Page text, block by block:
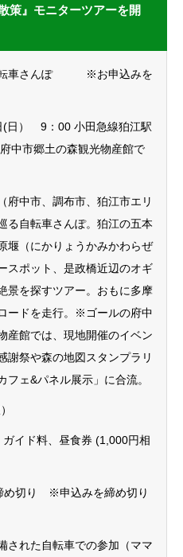
策』モニターツアーを開
転車さんぽ ※お申込みを
(日） 9：00 小田急線狛江駅
中市郷土の森観光物産館で
府中市、調布市、狛江市エリ
る自転車さんぽ。狛江の五本
堰（にかりょうかみかわらぜ
スポット、是政橋近辺のオギ
景を探すツアー。おもに多摩
ードを走行。※ゴールの府中
産館では、現地開催のイベン
謝祭や森の地図スタンプラリ
フェ&パネル展示」に合流。
イド料、昼食券 (1,000円相
め切り ※申込みを締め切り
された自転車での参加（ママ